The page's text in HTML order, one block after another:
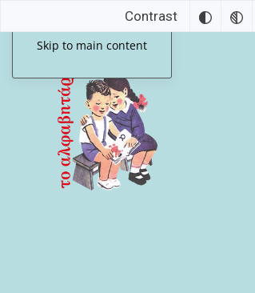
Contrast
Skip to main content